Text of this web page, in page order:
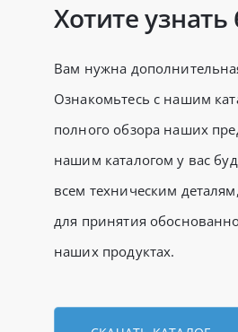
Хотите
Вам нужна
Ознакомьтесь с нашим
полного обзора наших
нашим каталогом у вас
всем техническим
для принятия
наших продуктах.